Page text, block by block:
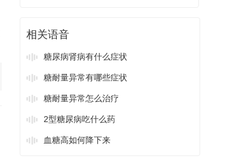
相关语音
糖尿病肾病有什么症状
糖耐量异常有哪些症状
糖耐量异常怎么治疗
2型糖尿病吃什么药
血糖高如何降下来